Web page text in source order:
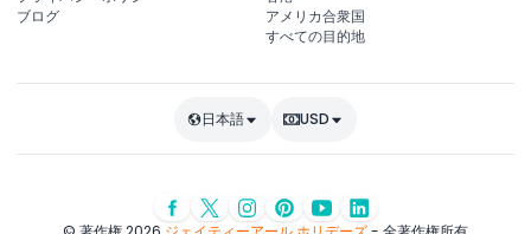
ブログ
アメリカ合衆国
すべての目的地
日本語 USD